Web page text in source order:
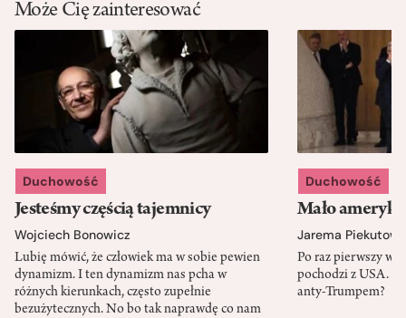
Może Cię zainteresować
Duchowość
Jesteśmy częścią tajemnicy
Wojciech Bonowicz
Lubię mówić, że człowiek ma w sobie pewien
dynamizm. I ten dynamizm nas pcha w
różnych kierunkach, często zupełnie
bezużytecznych. No bo tak naprawdę co nam
Duchowość
Mało
Jarema
Po raz pierwszy w
pochodzi z USA.
anty-Trumpem?